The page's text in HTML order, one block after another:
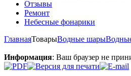
Отзывы
Ремонт
Небесные фонарики
ГлавнаяТоварыВодные шары
Информация: Ваш браузер не